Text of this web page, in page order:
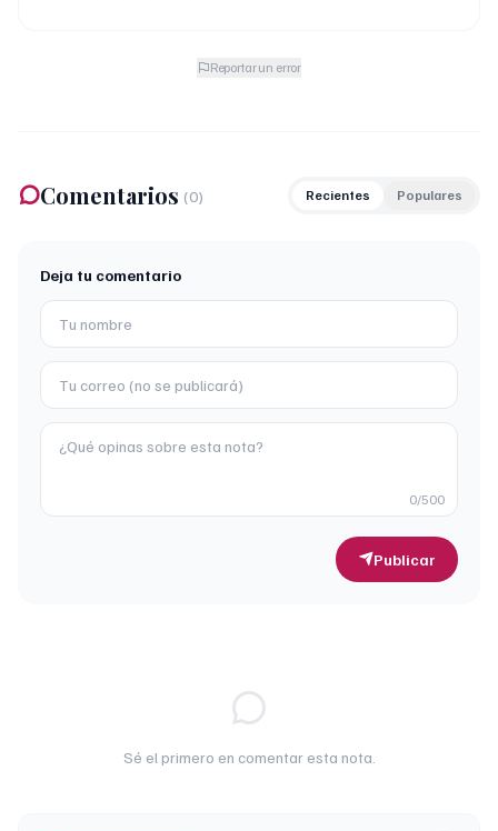
Reportar un error
Comentarios (0) Recientes Populares
Deja tu comentario
0/500
Publicar
Sé el primero en comentar esta nota.